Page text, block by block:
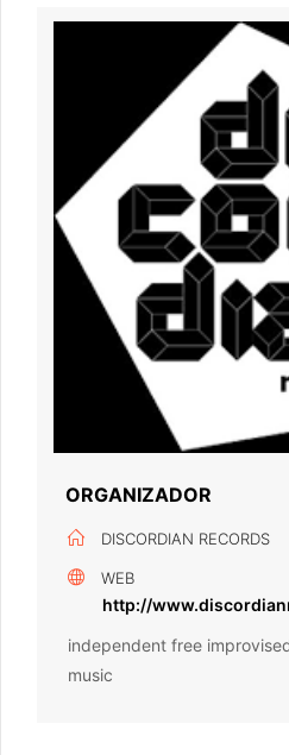
ORGANIZADOR
DISCORDIAN RECORDS
WEB
http://
independent free
music